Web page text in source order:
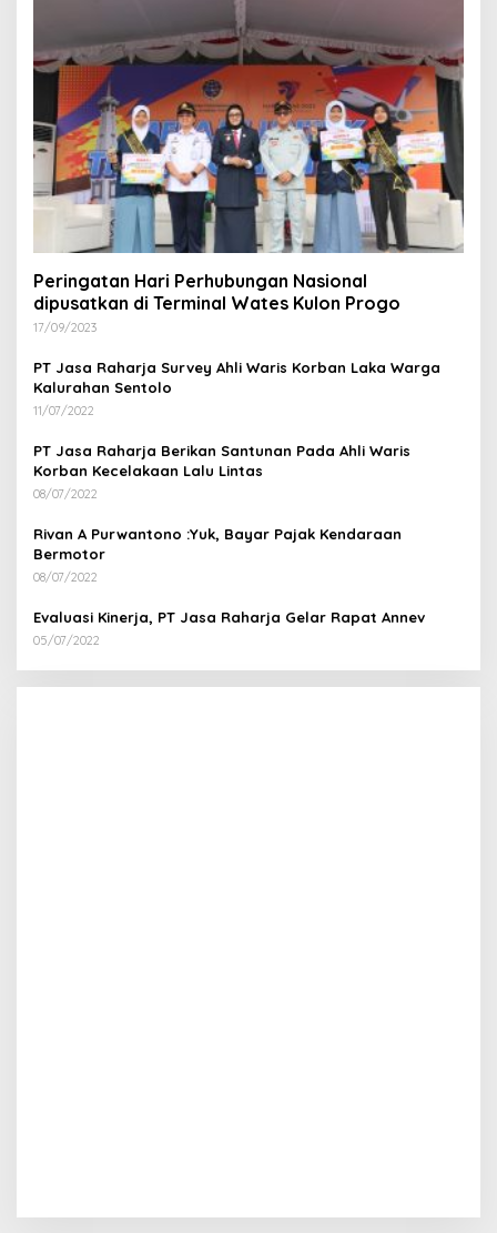
Peringatan Hari Perhubungan Nasional
dipusatkan di Terminal Wates Kulon Progo
17/09/2023
PT Jasa Raharja Survey Ahli Waris Korban Laka Warga
Kalurahan Sentolo
11/07/2022
PT Jasa Raharja Berikan Santunan Pada Ahli Waris
Korban Kecelakaan Lalu Lintas
08/07/2022
Rivan A Purwantono :Yuk, Bayar Pajak Kendaraan
Bermotor
08/07/2022
Evaluasi Kinerja, PT Jasa Raharja Gelar Rapat Annev
05/07/2022